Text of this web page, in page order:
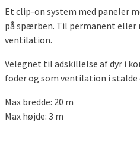
Et clip-on system med paneler
på spærben. Til permanent
ventilation.
Velegnet til adskillelse af dyr i
foder og som ventilation i stalde
Max bredde: 20 m
Max højde: 3 m